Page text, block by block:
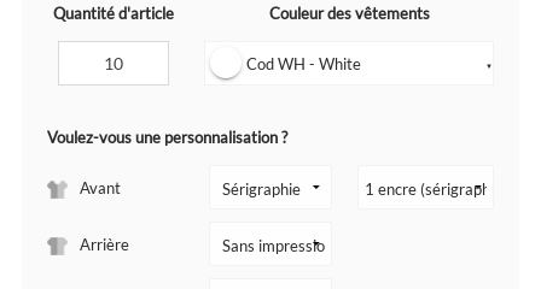
Quantité d'article Couleur des vêtements
Cod WH - White ▼
Voulez-vous une personnalisation ?
Avant
Arrière